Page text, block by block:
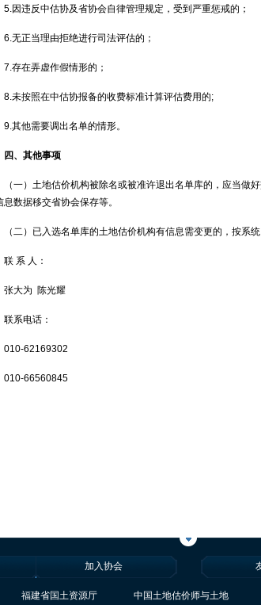
5.因违反中估协及省协会自律管理规定，受到严重惩戒的；
6.无正当理由拒绝进行司法评估的；
7.存在弄虚作假情形的；
8.未按照在中估协报备的收费标准计算评估费用的;
9.其他需要调出名单的情形。
四、其他事项
（一）土地估价机构被除名或被准许退出名单库的，应当做
息数据移交省协会保存等。
（二）已入选名单库的土地估价机构有信息需变更的，按系
联 系 人：
张大为 陈光耀
联系电话：
010-62169302
010-66560845
加入协会
福建省国土资源厅 中国土地估价师与土地